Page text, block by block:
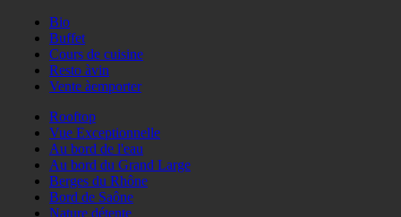
Bio
Buffet
Cours de cuisine
Resto àvin
Vente àemporter
Rooftop
Vue Exceptionnelle
Au bord de l'eau
Au bord du Grand Large
Berges du Rhône
Bord de Saône
Nature détente